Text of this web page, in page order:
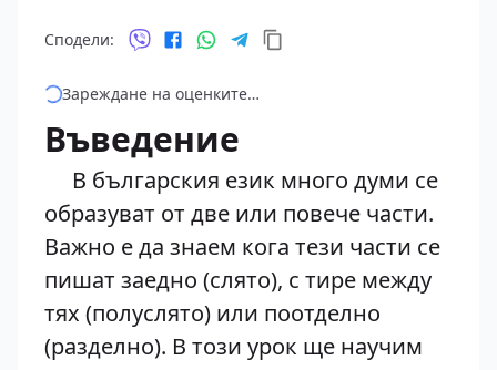
Сподели:
Зареждане на оценките…
Въведение
В българския език много думи се
образуват от две или повече части.
Важно е да знаем кога тези части се
пишат заедно (слято), с тире между
тях (полуслято) или поотделно
(разделно). В този урок ще научим